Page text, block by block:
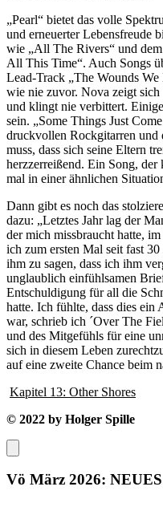
„Pearl“ bietet das volle
und erneuerter Lebensfreude
wie „All The Rivers“ und
All This Time“. Auch Songs
Lead-Track „The Wounds
wie nie zuvor. Nova zeigt
und klingt nie verbittert.
sein. „Some Things Just
druckvollen Rockgitarren und
muss, dass sich seine Eltern
herzzerreißend. Ein Song,
mal in einer ähnlichen
Dann gibt es noch das
dazu: „Letztes Jahr lag der
der mich missbraucht hatte,
ich zum ersten Mal seit fast
ihm zu sagen, dass ich ihm
unglaublich einfühlsamen
Entschuldigung für all die
hatte. Ich fühlte, dass dies ein
war, schrieb ich ´Over The
und des Mitgefühls für eine
sich in diesem Leben
auf eine zweite Chance beim
Kapitel 13: Other Shores
© 2022 by Holger Spille
Vö März 2026: